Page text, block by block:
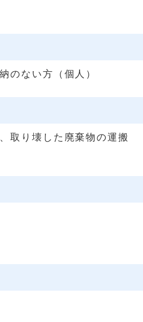
のない方（個人）
取り壊した廃棄物の運搬